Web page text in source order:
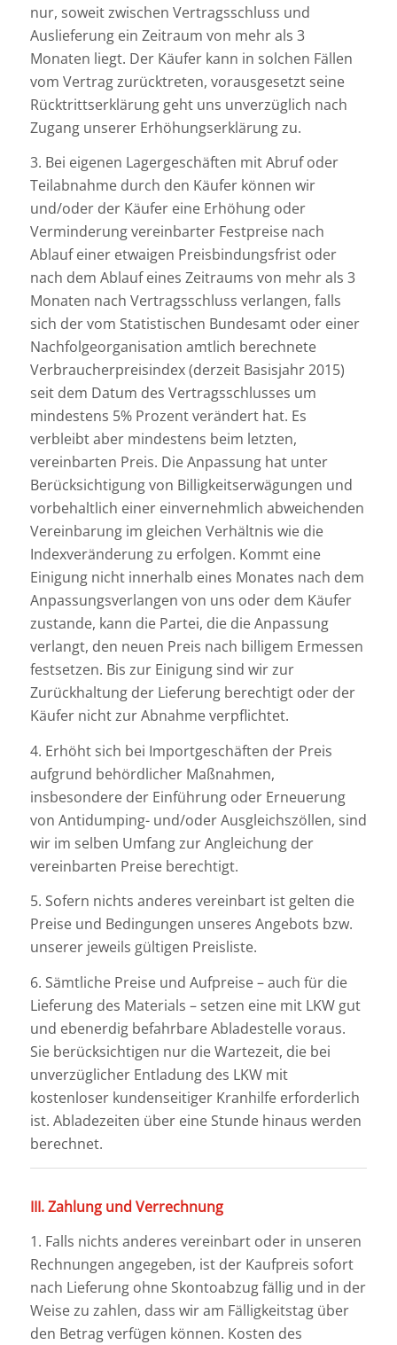
nur, soweit zwischen Vertragsschluss und
Auslieferung ein Zeitraum von mehr als 3
Monaten liegt. Der Käufer kann in solchen Fällen
vom Vertrag zurücktreten, vorausgesetzt seine
Rücktrittserklärung geht uns unverzüglich nach
Zugang unserer Erhöhungserklärung zu.
3. Bei eigenen Lagergeschäften mit Abruf oder
Teilabnahme durch den Käufer können wir
und/oder der Käufer eine Erhöhung oder
Verminderung vereinbarter Festpreise nach
Ablauf einer etwaigen Preisbindungsfrist oder
nach dem Ablauf eines Zeitraums von mehr als 3
Monaten nach Vertragsschluss verlangen, falls
sich der vom Statistischen Bundesamt oder einer
Nachfolgeorganisation amtlich berechnete
Verbraucherpreisindex (derzeit Basisjahr 2015)
seit dem Datum des Vertragsschlusses um
mindestens 5% Prozent verändert hat. Es
verbleibt aber mindestens beim letzten,
vereinbarten Preis. Die Anpassung hat unter
Berücksichtigung von Billigkeitserwägungen und
vorbehaltlich einer einvernehmlich abweichenden
Vereinbarung im gleichen Verhältnis wie die
Indexveränderung zu erfolgen. Kommt eine
Einigung nicht innerhalb eines Monates nach dem
Anpassungsverlangen von uns oder dem Käufer
zustande, kann die Partei, die die Anpassung
verlangt, den neuen Preis nach billigem Ermessen
festsetzen. Bis zur Einigung sind wir zur
Zurückhaltung der Lieferung berechtigt oder der
Käufer nicht zur Abnahme verpflichtet.
4. Erhöht sich bei Importgeschäften der Preis
aufgrund behördlicher Maßnahmen,
insbesondere der Einführung oder Erneuerung
von Antidumping- und/oder Ausgleichszöllen, sind
wir im selben Umfang zur Angleichung der
vereinbarten Preise berechtigt.
5. Sofern nichts anderes vereinbart ist gelten die
Preise und Bedingungen unseres Angebots bzw.
unserer jeweils gültigen Preisliste.
6. Sämtliche Preise und Aufpreise – auch für die
Lieferung des Materials – setzen eine mit LKW gut
und ebenerdig befahrbare Abladestelle voraus.
Sie berücksichtigen nur die Wartezeit, die bei
unverzüglicher Entladung des LKW mit
kostenloser kundenseitiger Kranhilfe erforderlich
ist. Abladezeiten über eine Stunde hinaus werden
berechnet.
III. Zahlung und Verrechnung
1. Falls nichts anderes vereinbart oder in unseren
Rechnungen angegeben, ist der Kaufpreis sofort
nach Lieferung ohne Skontoabzug fällig und in der
Weise zu zahlen, dass wir am Fälligkeitstag über
den Betrag verfügen können. Kosten des